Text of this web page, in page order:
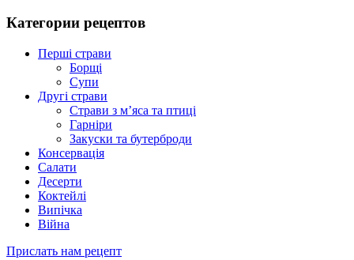
Категории рецептов
Перші страви
Борщі
Супи
Другі страви
Страви з м’яса та птиці
Гарніри
Закуски та бутерброди
Консервація
Салати
Десерти
Коктейлі
Випічка
Війна
Прислать нам рецепт